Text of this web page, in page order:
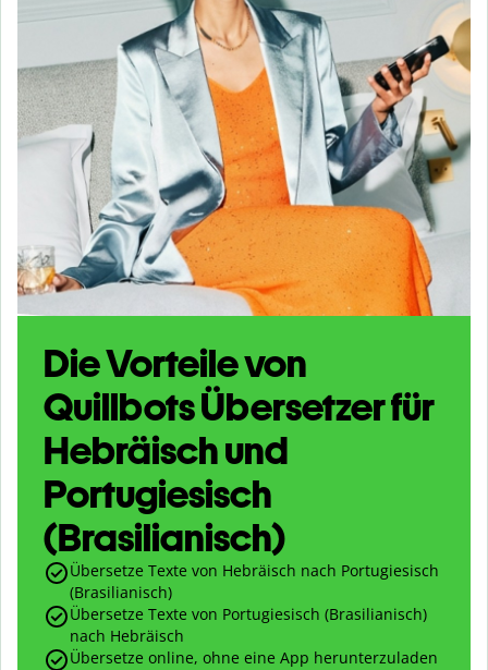
Die Vorteile von
Quillbots Übersetzer für
Hebräisch und
Portugiesisch
(Brasilianisch)
Übersetze Texte von Hebräisch nach Portugiesisch
(Brasilianisch)
Übersetze Texte von Portugiesisch (Brasilianisch)
nach Hebräisch
Übersetze online, ohne eine App herunterzuladen